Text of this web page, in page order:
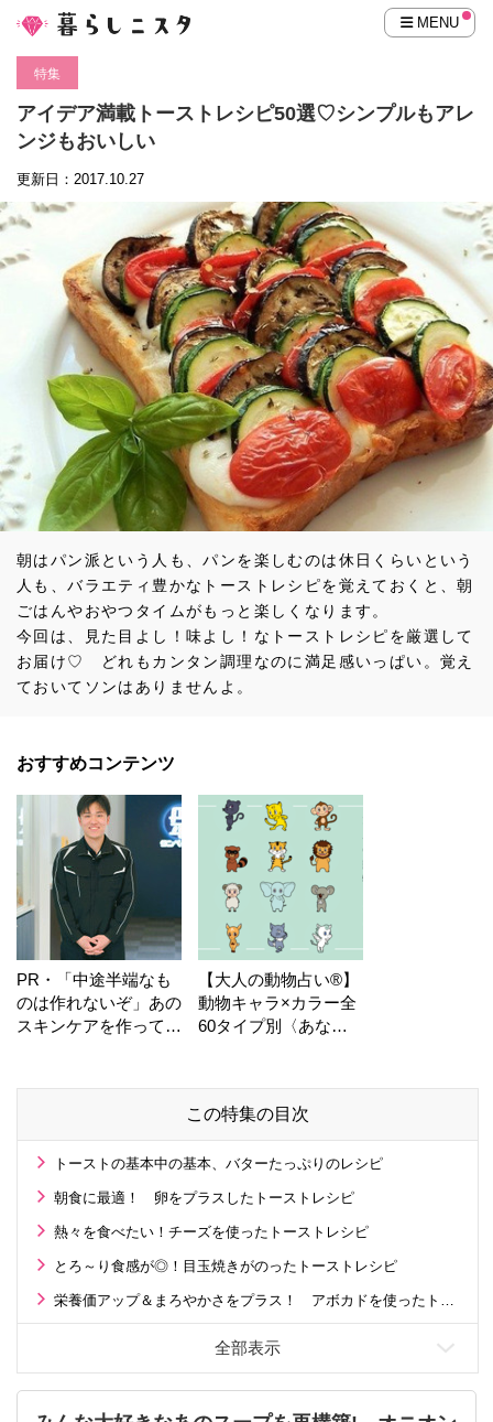
MENU
特集
アイデア満載トーストレシピ50選♡シンプルもアレ
ンジもおいしい
更新日：2017.10.27
朝はパン派という人も、パンを楽しむのは休日くらいという
人も、バラエティ豊かなトーストレシピを覚えておくと、朝
ごはんやおやつタイムがもっと楽しくなります。
今回は、見た目よし！味よし！なトーストレシピを厳選して
お届け♡ どれもカンタン調理なのに満足感いっぱい。覚え
ておいてソンはありませんよ。
おすすめコンテンツ
PR・「中途半端なも
のは作れないぞ」あの
スキンケアを作ってい
【大人の動物占い®】
動物キャラ×カラー全
60タイプ別〈あなた
この特集の目次
トーストの基本中の基本、バターたっぷりのレシピ
朝食に最適！ 卵をプラスしたトーストレシピ
熱々を食べたい！チーズを使ったトーストレシピ
とろ～り食感が◎！目玉焼きがのったトーストレシピ
栄養価アップ＆まろやかさをプラス！ アボカドを使ったトーストレシピ